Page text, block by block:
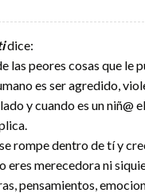
dice:
las peores cosas que le
es ser agredido,
y cuando es un niñ@
rompe dentro de tí y
eres merecedora ni
pensamientos,